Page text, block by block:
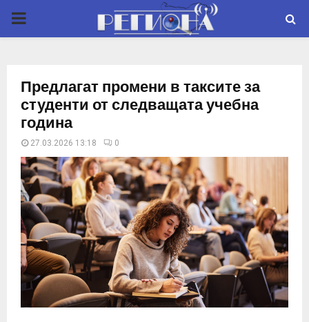
P
M
A
R
Y
M
Предлагат промени в таксите за
студенти от следващата учебна
година
27.03.2026 13:18 0